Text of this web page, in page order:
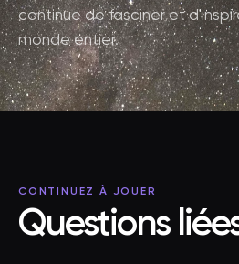
continue de fasciner et
monde entier.
CONTINUEZ À JOUER
Questions